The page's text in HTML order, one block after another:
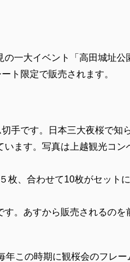
一大イベント「高田城址
ト限定で販売されます。
手です。日本三大夜桜で
ます。写真は上越観光コン
、合わせて10枚がセットに
。あすから販売されるの
この時期に観桜会のフレー